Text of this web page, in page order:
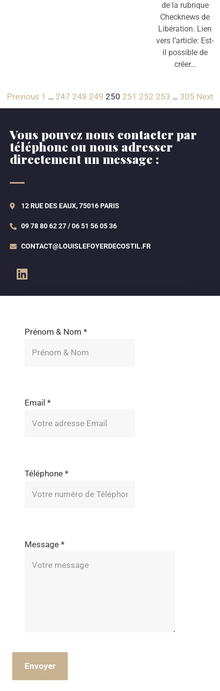
de la rubrique
Checknews de
Libération. Lien
vers l’article: Est-
il possible de
créer…
Previous 1 … 247 248 249 250 251 252 253 … 305 Next
Vous pouvez nous contacter par
téléphone ou nous adresser
directement un message :
12 RUE DES EAUX, 75016 PARIS
09 78 80 62 27 / 06 51 56 05 36
CONTACT@LOUISLEFOYERDECOSTIL.FR
Prénom & Nom *
Email *
Téléphone *
Message *
Envoyer